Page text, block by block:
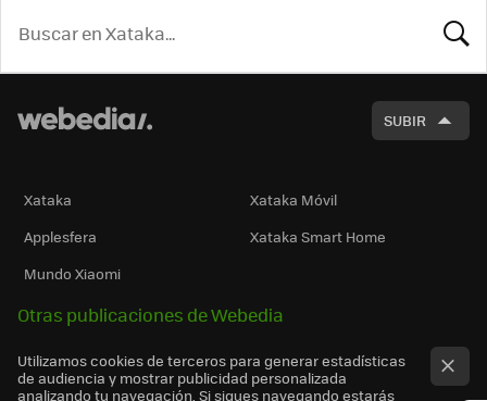
SUBIR
Xataka
Xataka Móvil
Applesfera
Xataka Smart Home
Mundo Xiaomi
Otras publicaciones de Webedia
Utilizamos cookies de terceros para generar estadísticas
de audiencia y mostrar publicidad personalizada
analizando tu navegación. Si sigues navegando estarás